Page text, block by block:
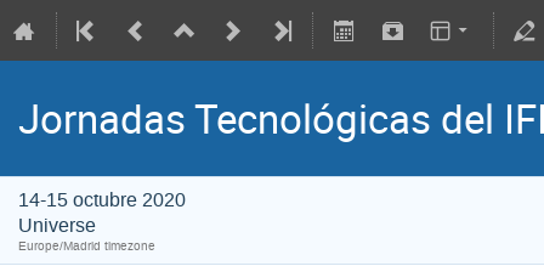
Jornadas Tecnológicas del
14-15 octubre 2020
Universe
Europe/Madrid timezone